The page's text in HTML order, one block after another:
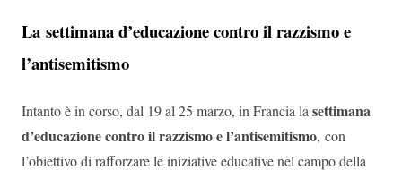
La settimana d’educazione contro il razzismo e
l’antisemitismo
Intanto è in corso, dal 19 al 25 marzo, in Francia lasettimana
d’educazione contro il razzismo e l’antisemitismo, con
l’obiettivo di rafforzare le iniziative educative nel campo della